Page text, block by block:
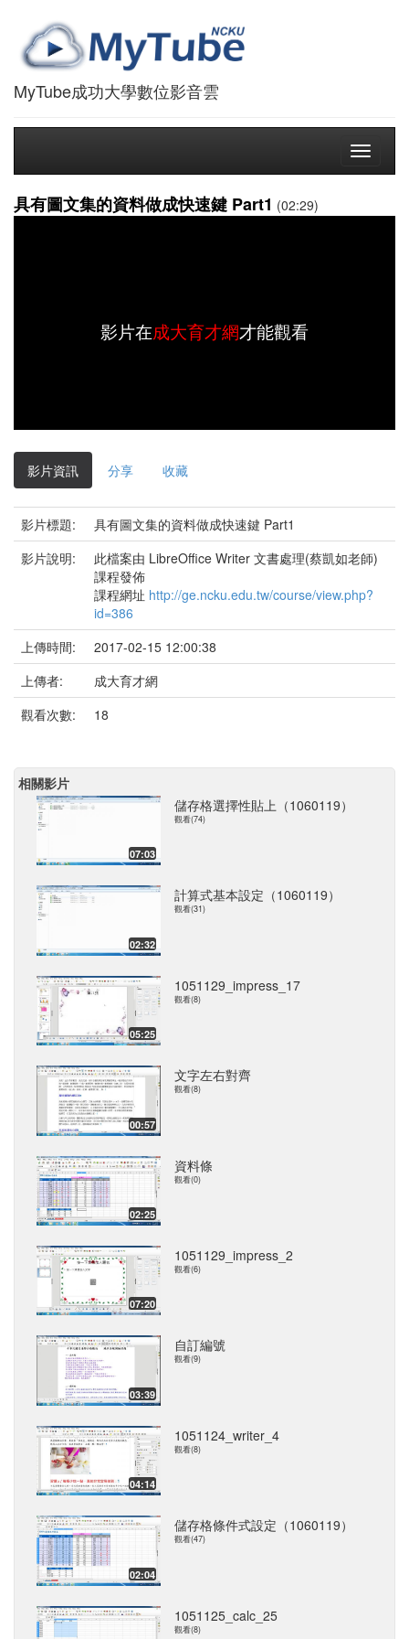
MyTube成功大學數位影音雲
Toggle
具有圖文集的資料做成快速鍵 Part1 (02:29)
影片在成大育才網才能觀看
影片資訊 分享 收藏
影片標題:
具有圖文集的資料做成快速鍵 Part1
影片說明:
此檔案由 LibreOffice Writer 文書處理(蔡凱如老師)
課程發佈
課程網址 http://ge.ncku.edu.tw/course/view.php?
id=386
上傳時間:
2017-02-15 12:00:38
上傳者:
成大育才網
觀看次數:
18
相關影片
07:03
儲存格選擇性貼上（1060119）
觀看(74)
02:32
計算式基本設定（1060119）
觀看(31)
05:25
1051129_impress_17
觀看(8)
00:57
文字左右對齊
觀看(8)
02:25
資料條
觀看(0)
07:20
1051129_impress_2
觀看(6)
03:39
自訂編號
觀看(9)
04:14
1051124_writer_4
觀看(8)
02:04
儲存格條件式設定（1060119）
觀看(47)
1051125_calc_25
觀看(8)